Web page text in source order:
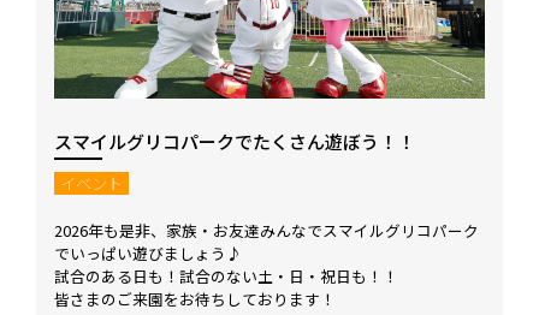
スマイルグリコパークでたくさん遊ぼう！！
イベント
2026年も是非、家族・お友達みんなでスマイルグリコパーク
でいっぱい遊びましょう♪
試合のある日も！試合のない土・日・祝日も！！
皆さまのご来園をお待ちしております！